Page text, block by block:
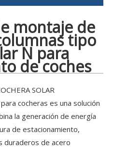
montaje de
tipo
N para
de coches
SOLAR
cocheras es una solución
la generación de energía
de estacionamiento,
duraderos de acero